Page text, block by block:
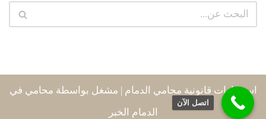
استشارات قانونية محامي الدمام | مشغل بواسطة محامي في
الدمام الخبر
اتصل الآن